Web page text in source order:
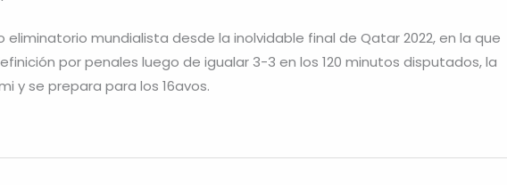
eliminatorio mundialista desde la inolvidable final de Qatar 2022, en la que
por penales luego de igualar 3-3 en los 120 minutos disputados, la
y se prepara para los 16avos.